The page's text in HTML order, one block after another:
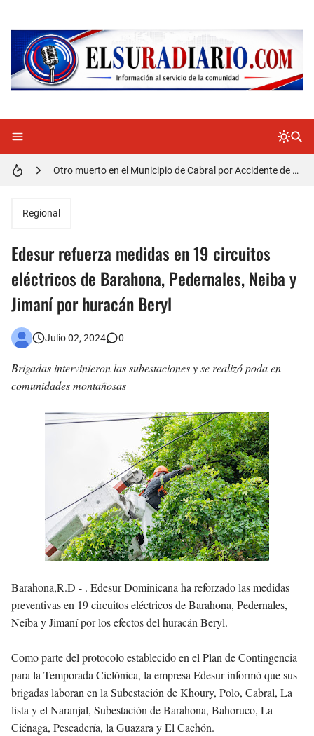
Jóvenes de Cabral aclaran mal entendido en tienda de celulares en Barahona
Otro muerto en el Municipio de Cabral por Accidente de Tránsito
Asaltantes hieren de bala joven Cabraleño en la carretera Cabral – Barahona
Regional
Edesur refuerza medidas en 19 circuitos
eléctricos de Barahona, Pedernales, Neiba y
Jimaní por huracán Beryl
Julio 02, 2024 0
Brigadas intervinieron las subestaciones y se realizó poda en
comunidades montañosas
Barahona,R.D - . Edesur Dominicana ha reforzado las medidas
preventivas en 19 circuitos eléctricos de Barahona, Pedernales,
Neiba y Jimaní por los efectos del huracán Beryl.
Como parte del protocolo establecido en el Plan de Contingencia
para la Temporada Ciclónica, la empresa Edesur informó que sus
brigadas laboran en la Subestación de Khoury, Polo, Cabral, La
lista y el Naranjal, Subestación de Barahona, Bahoruco, La
Ciénaga, Pescadería, la Guazara y El Cachón.